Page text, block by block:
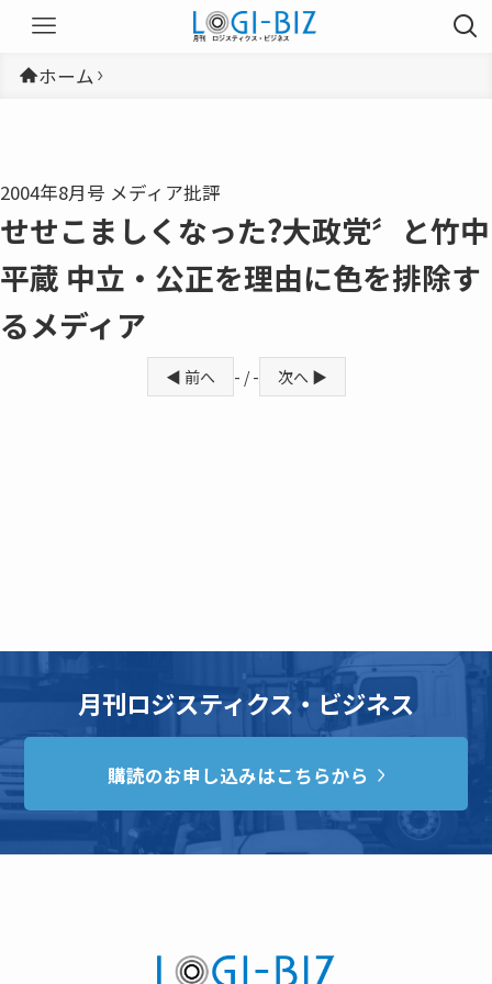
ホーム
2004年8月号 メディア批評
せせこましくなった?大政党〞と竹中
平蔵 中立・公正を理由に色を排除す
るメディア
◀ 前へ - / - 次へ ▶
月刊ロジスティクス・ビジネス
購読のお申し込みはこちらから